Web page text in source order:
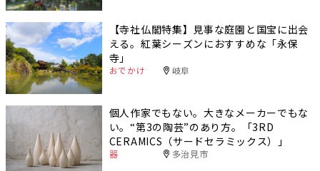
【寺社仏閣特集】見事な庭園と国宝に出会
える。紅葉シーズンにおすすめな「永保
寺」
おでかけ 岐阜
個人作家でもない。大きなメーカーでもな
い。“第3の陶芸”のあり方。「3RD
CERAMICS（サードセラミックス）」
器 多治見市